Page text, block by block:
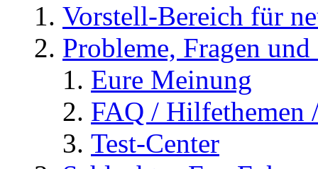
Vorstell-Bereich für
Probleme, Fragen
Eure Meinung
FAQ / Hilfethemen
Test-Center